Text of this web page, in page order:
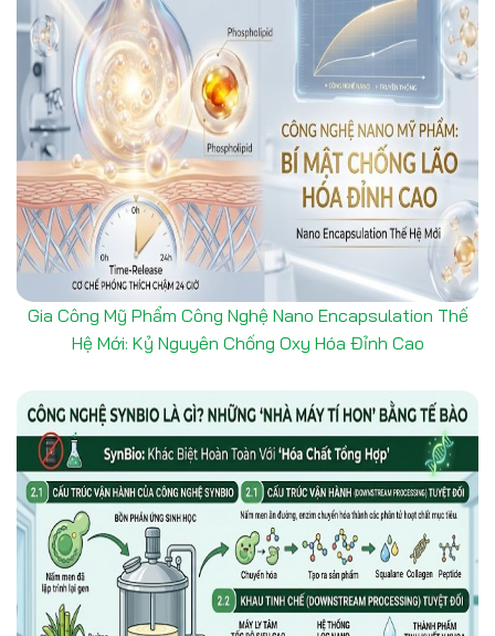
Gia Công Mỹ Phẩm Công Nghệ Nano Encapsulation Thế
Hệ Mới: Kỷ Nguyên Chống Oxy Hóa Đỉnh Cao